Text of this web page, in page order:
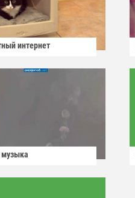
интернет